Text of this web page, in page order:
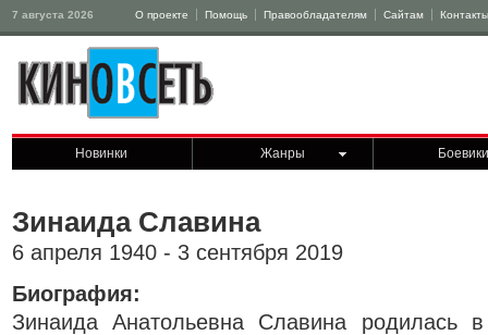
7 августа 2026 О проекте Помощь Правообладателям Сайтам Контакты
Новинки Жанры Боевики
Зинаида Славина
6 апреля 1940 - 3 сентября 2019
Биография:
Зинаида Анатольевна Славина родилась в